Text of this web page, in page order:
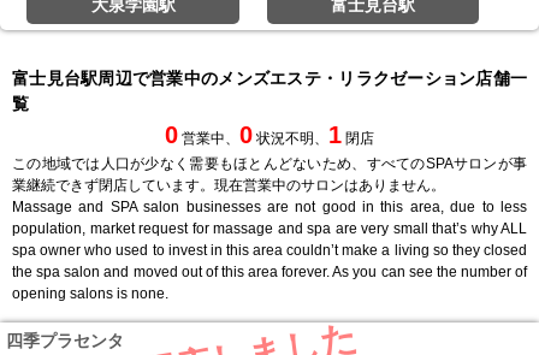
大泉学園駅 富士見台駅
富士見台駅周辺で営業中のメンズエステ・リラクゼーション店舗一
覧
0 営業中、 0 状況不明、 1 閉店
この地域では人口が少なく需要もほとんどないため、すべてのSPAサロンが事
業継続できず閉店しています。現在営業中のサロンはありません。
Massage and SPA salon businesses are not good in this area, due to less
population, market request for massage and spa are very small that’s why ALL
spa owner who used to invest in this area couldn’t make a living so they closed
the spa salon and moved out of this area forever. As you can see the number of
opening salons is none.
四季プラセンタ